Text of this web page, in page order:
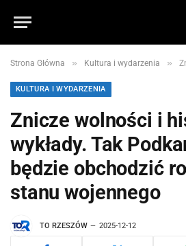
Strona Główna » Kultura i wydarzenia »
KULTURA I WYDARZENIA
Znicze wolności i
wykłady. Tak
będzie obchodzić
stanu wojennego
TO RZESZÓW 2025-12-12